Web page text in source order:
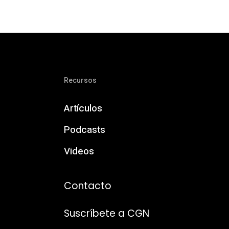
Recursos
Artículos
Podcasts
Videos
Contacto
Suscríbete a CGN